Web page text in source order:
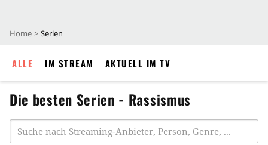
Home Serien
ALLE IM STREAM AKTUELL IM TV
Die besten Serien - Rassismus